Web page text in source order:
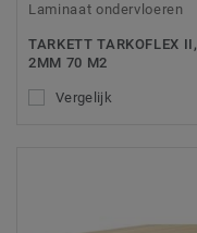
Laminaat ondervloeren
TARKETT TARKOFLEX II,
2MM 70 M2
Vergelijk